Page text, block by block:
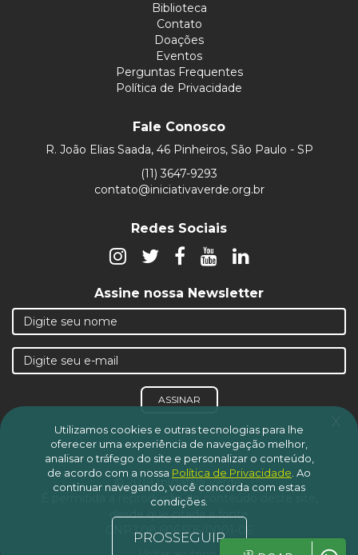
Biblioteca
Contato
Doações
Eventos
Perguntas Frequentes
Política de Privacidade
Fale Conosco
R. João Elias Saada, 46 Pinheiros, São Paulo - SP
(11) 3647-9293
contato@iniciativaverde.org.br
Redes Sociais
Assine nossa Newsletter
ASSINAR
© 2019 Iniciativa Verde.
É permitida a reprodução do conteúdo deste site,
desde que citada a fonte
CNPJ 08.606.505/0001-06
x
Utilizamos cookies e outras tecnologias para lhe
oferecer uma experiência de navegação melhor,
analisar o tráfego do site e personalizar o conteúdo,
de acordo com a nossa Política de Privacidade Ao
continuar navegando, você concorda com estas
condições.
PROSSEGUIR